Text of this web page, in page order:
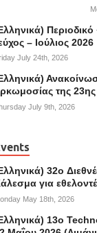
– Ιούλιος 2026
July 24th, 2026
της
July 9th, 2026
32o
για
May 18th, 2026
13ο